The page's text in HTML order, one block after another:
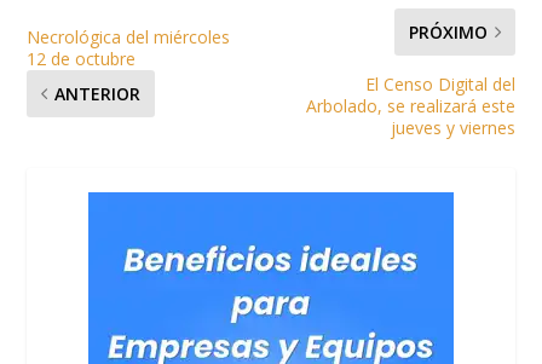
Necrológica del miércoles
12 de octubre
ANTERIOR
PRÓXIMO
El Censo Digital del
Arbolado, se realizará este
jueves y viernes